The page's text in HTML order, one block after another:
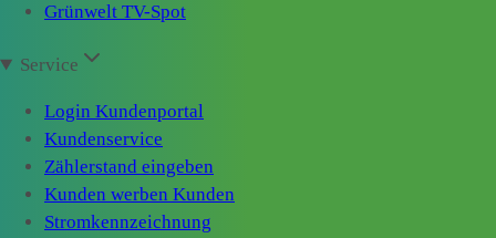
Grünwelt TV-Spot
Service
Login Kundenportal
Kundenservice
Zählerstand eingeben
Kunden werben Kunden
Stromkennzeichnung